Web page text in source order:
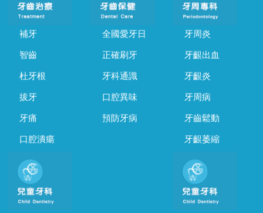
補牙
智齒
杜牙根
拔牙
牙痛
口腔潰瘍
全國愛牙日
正確刷牙
牙科通識
口腔異味
預防牙病
牙周炎
牙齦出血
牙齦炎
牙周病
牙齒鬆動
牙齦萎縮